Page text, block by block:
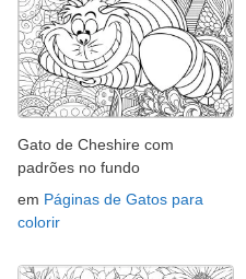
Gato de Cheshire com
padrões no fundo
em Páginas de Gatos para
colorir